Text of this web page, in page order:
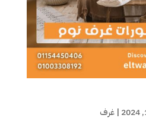
| غرف